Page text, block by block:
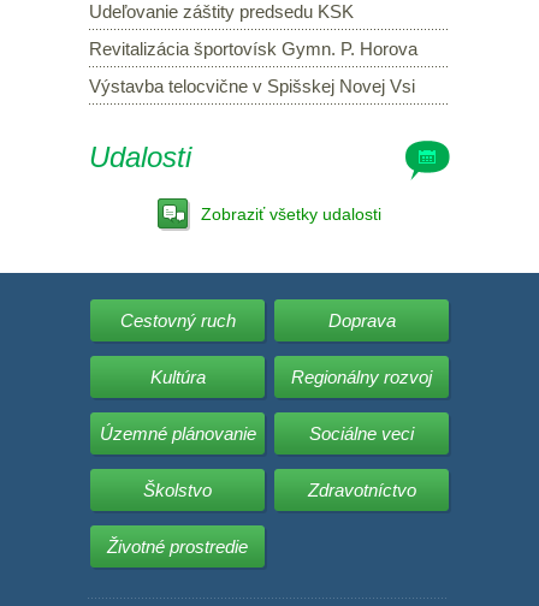
Udeľovanie záštity predsedu KSK
Revitalizácia športovísk Gymn. P. Horova
Výstavba telocvične v Spišskej Novej Vsi
Udalosti
Zobraziť všetky udalosti
Cestovný ruch Doprava
Kultúra Regionálny rozvoj
Územné plánovanie Sociálne veci
Školstvo Zdravotníctvo
Životné prostredie